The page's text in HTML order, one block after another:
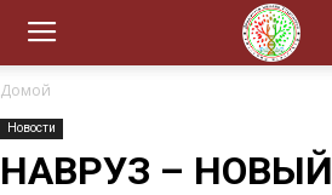
Домой
Новости
НАВРУЗ –